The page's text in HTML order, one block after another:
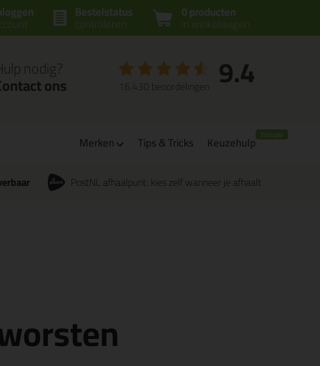
0 producten
in winkelwagen
Bestelstatus
controleren
nodig?
ons 9.4
16.430 beoordelingen
Merken Tips & Tricks Keuzehulp
PostNL afhaalpunt: kies zelf wanneer je afhaalt